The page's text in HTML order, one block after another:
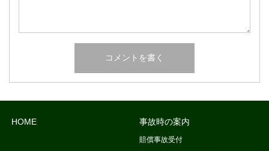
HOME 事故時の案内
賠償事故受付